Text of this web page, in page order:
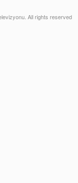
All rights reserved